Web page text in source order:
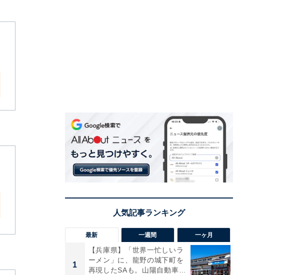
最新 一週間 一ヶ月
1
【兵庫県】「世界一忙しいラ
ーメン」に、龍野の城下町を
再現したSAも。山陽自動車